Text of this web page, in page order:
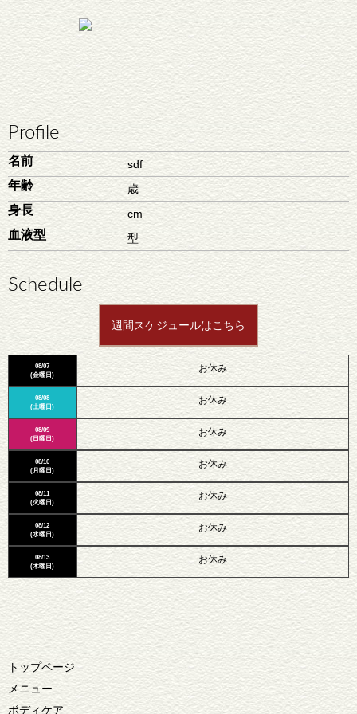
Profile
名前 sdf
年齢 歳
身長 cm
血液型 型
Schedule
週間スケジュールはこちら
08/07
(金曜日)
08/08
(土曜日)
08/09
(日曜日)
08/10
(月曜日)
08/11
(火曜日)
08/12
(水曜日)
08/13
(木曜日)
お休み
お休み
お休み
お休み
お休み
お休み
お休み
トップページ
メニュー
ボディケア